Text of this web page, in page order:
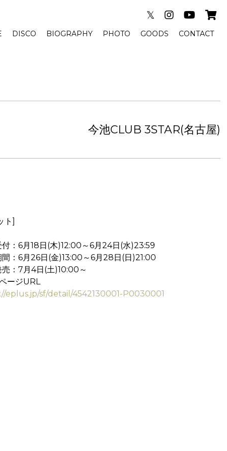
DISCO BIOGRAPHY PHOTO GOODS CONTACT
𝕏
今池CLUB 3STAR(名古屋)
ト]
付：6月18日(木)12:00～6月24日(水)23:59
間：6月26日(金)13:00～6月28日(日)21:00
売：7月4日(土)10:00～
ージURL
eplus.jp/sf/detail/4542130001-P0030001